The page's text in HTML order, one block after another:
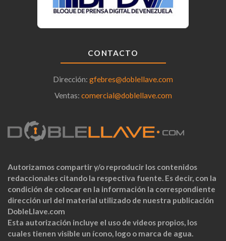
CONTACTO
Dirección: gfebres@doblellave.com
Ventas: comercial@doblellave.com
Autorizamos compartir y/o reproducir los contenidos
redaccionales citando la respectiva fuente. Es decir, con la
condición de colocar en la información la correspondiente
dirección url del material utilizado de nuestra publicación
DobleLlave.com
Esta autorización incluye el uso de videos propios, los
cuales tienen visible un ícono, logo o marca de agua.